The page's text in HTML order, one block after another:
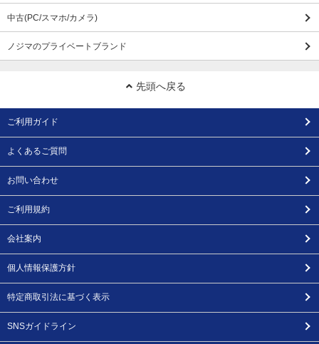
中古(PC/スマホ/カメラ)
ノジマのプライベートブランド
先頭へ戻る
ご利用ガイド
よくあるご質問
お問い合わせ
ご利用規約
会社案内
個人情報保護方針
特定商取引法に基づく表示
SNSガイドライン